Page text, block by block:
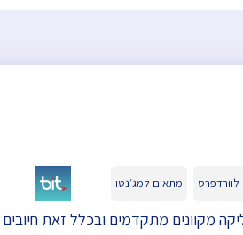
מתאים למג׳נטו
שירותי סליקה מקוונים מתקדמים ובכלל זאת חיובים